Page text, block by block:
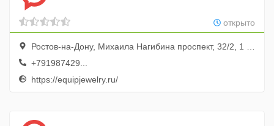
открыто
Ростов-на-Дону, Михаила Нагибина проспект, 32/2, 1 этаж; ТРЦ Горизонт
+791987429...
https://equipjewelry.ru/